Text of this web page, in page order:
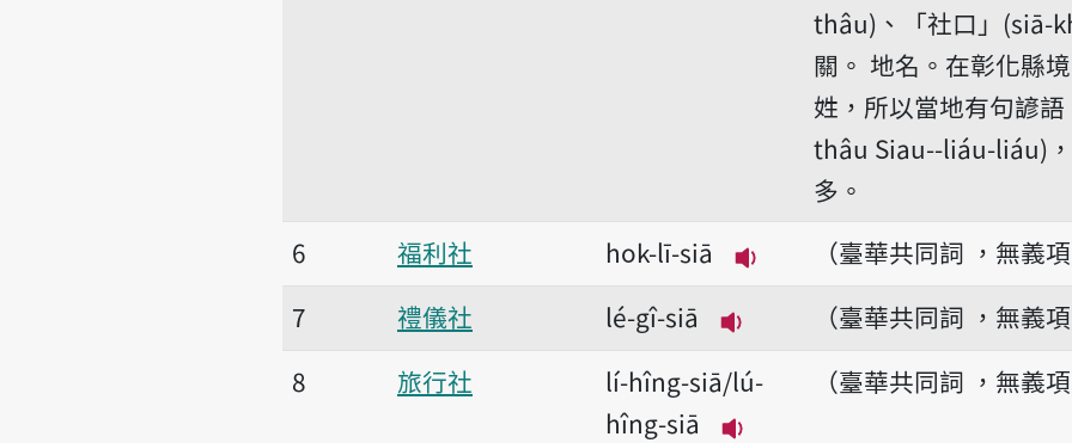
thâu)、「社口」(siā-
關。 地名。在彰化縣
姓，所以當地有句諺
thâu Siau--liáu-liáu)
多。
6
福利社
hok-lī-siā
播放音讀hok-lī-siā
（臺華共同詞 ，無義項
7
禮儀社
lé-gî-siā
播放音讀lé-gî-siā
（臺華共同詞 ，無義項
8
旅行社
lí-hîng-siā/lú-
hîng-siā
（臺華共同詞 ，無義項